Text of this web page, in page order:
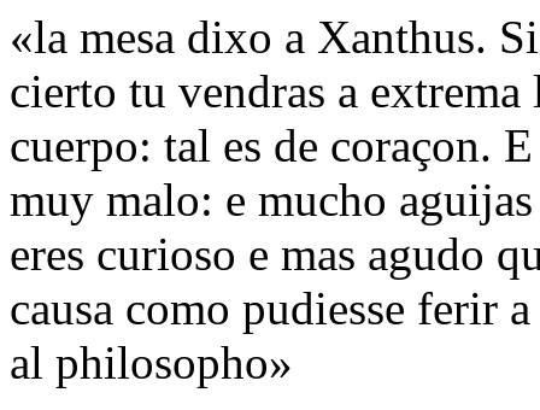
«la mesa dixo a Xanthus.
cierto tu vendras a
cuerpo: tal es de coraçon.
muy malo: e mucho
eres curioso e mas agudo
causa como pudiesse ferir
al philosopho»